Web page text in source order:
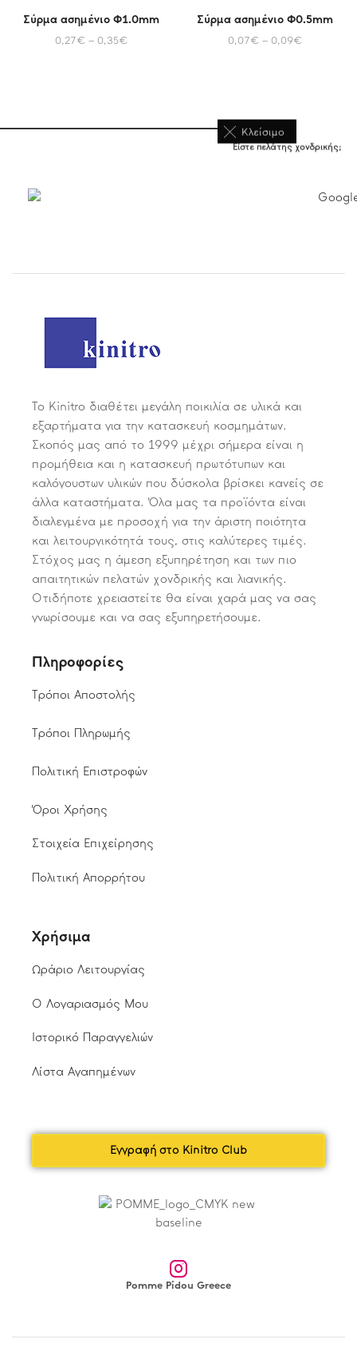
Κλείσιμο
Είστε πελάτης χονδρικής;
Σύρμα ασημένιο Φ1.0mm
0,27€ – 0,35€
Σύρμα ασημένιο Φ0.5mm
0,07€ – 0,09€
Το Kinitro διαθέτει μεγάλη ποικιλία σε υλικά και
εξαρτήματα για την κατασκευή κοσμημάτων.
Σκοπός μας από το 1999 μέχρι σήμερα είναι η
προμήθεια και η κατασκευή πρωτότυπων και
καλόγουστων υλικών που δύσκολα βρίσκει κανείς σε
άλλα καταστήματα. Όλα μας τα προϊόντα είναι
διαλεγμένα με προσοχή για την άριστη ποιότητα
και λειτουργικότητά τους, στις καλύτερες τιμές.
Στόχος μας η άμεση εξυπηρέτηση και των πιο
απαιτητικών πελατών χονδρικής και λιανικής.
Οτιδήποτε χρειαστείτε θα είναι χαρά μας να σας
γνωρίσουμε και να σας εξυπηρετήσουμε.
Πληροφορίες
Τρόποι Αποστολής
Τρόποι Πληρωμής
Πολιτική Επιστροφών
Όροι Χρήσης
Στοιχεία Επιχείρησης
Πολιτική Απορρήτου
Χρήσιμα
Ωράριο Λειτουργίας
Ο Λογαριασμός Μου
Ιστορικό Παραγγελιών
Λίστα Αγαπημένων
Εγγραφή στο Kinitro Club
Pomme Pidou Greece